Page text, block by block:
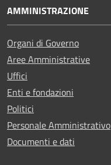
AMMINISTRAZIONE
Organi di Governo
Aree Amministrative
Uffici
Enti e fondazioni
Politici
Personale Amministrativo
Documenti e dati